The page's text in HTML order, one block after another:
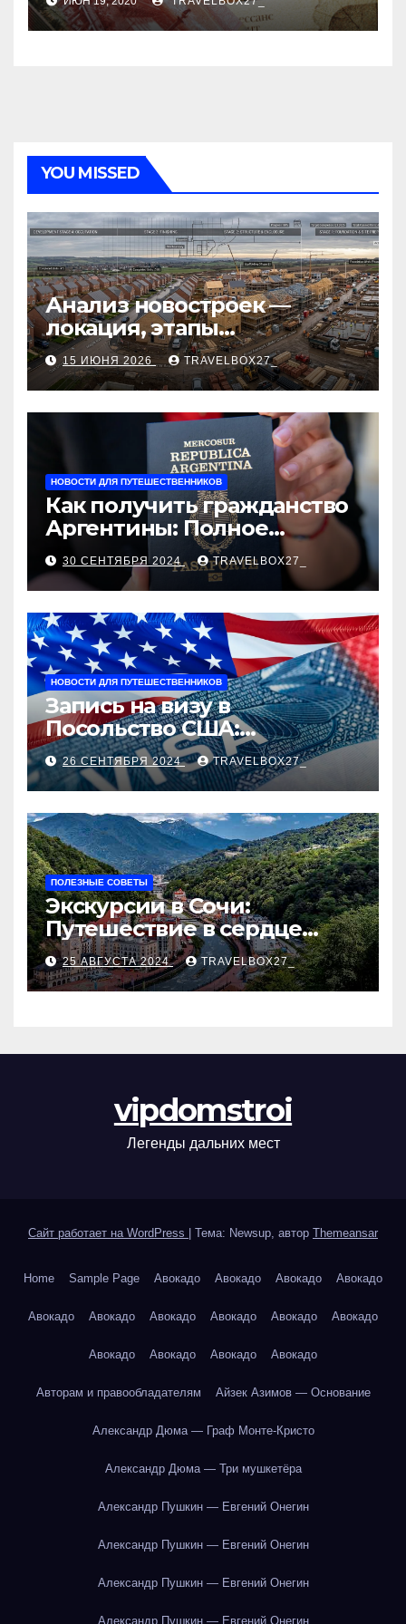
YOU MISSED
Анализ новостроек —
локация, этапы
строительства, проверка
застройщика, сценарии
оформления сделки и
рыночные ориентиры
15 ИЮНЯ 2026 TRAVELBOX27_
НОВОСТИ ДЛЯ ПУТЕШЕСТВЕННИКОВ
Как получить гражданство
Аргентины: Полное
руководство
30 СЕНТЯБРЯ 2024 TRAVELBOX27_
НОВОСТИ ДЛЯ ПУТЕШЕСТВЕННИКОВ
Запись на визу в
Посольство США:
Пошаговое руководство
26 СЕНТЯБРЯ 2024 TRAVELBOX27_
ПОЛЕЗНЫЕ СОВЕТЫ
Экскурсии в Сочи:
Путешествие в сердце
Черноморского курорта
25 АВГУСТА 2024 TRAVELBOX27_
vipdomstroi
Легенды дальних мест
Сайт работает на WordPress | Тема: Newsup, автор Themeansar
Home Sample Page Авокадо Авокадо Авокадо Авокадо
Авокадо Авокадо Авокадо Авокадо Авокадо Авокадо
Авокадо Авокадо Авокадо Авокадо
Авторам и правообладателям Айзек Азимов — Основание
Александр Дюма — Граф Монте-Кристо
Александр Дюма — Три мушкетёра
Александр Пушкин — Евгений Онегин
Александр Пушкин — Евгений Онегин
Александр Пушкин — Евгений Онегин
Александр Пушкин — Евгений Онегин